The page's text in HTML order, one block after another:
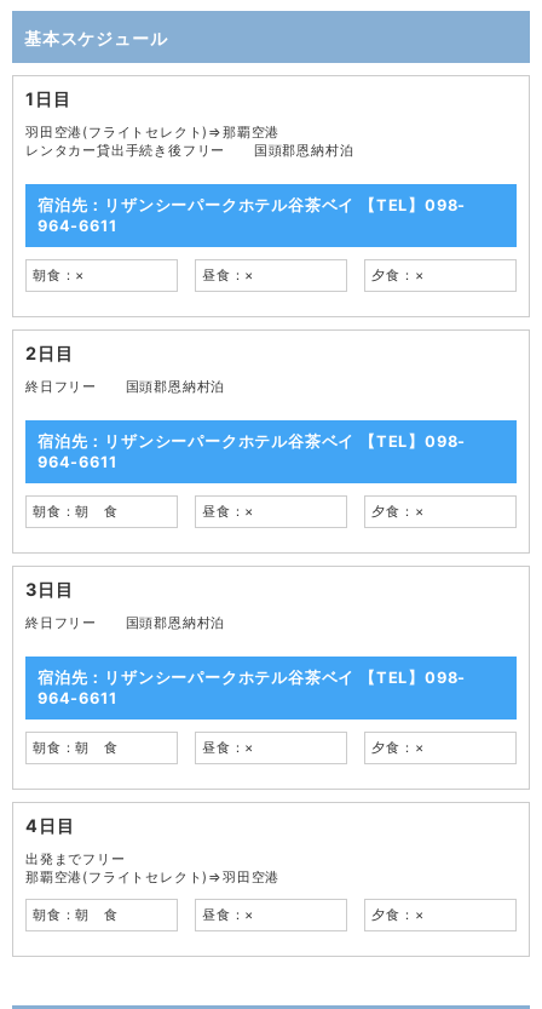
基本スケジュール
1日目
羽田空港(フライトセレクト)⇒那覇空港
レンタカー貸出手続き後フリー 国頭郡恩納村泊
宿泊先：リザンシーパークホテル谷茶ベイ 【TEL】098-
964-6611
朝食：× 昼食：× 夕食：×
2日目
終日フリー 国頭郡恩納村泊
宿泊先：リザンシーパークホテル谷茶ベイ 【TEL】098-
964-6611
朝食：朝 食 昼食：× 夕食：×
3日目
終日フリー 国頭郡恩納村泊
宿泊先：リザンシーパークホテル谷茶ベイ 【TEL】098-
964-6611
朝食：朝 食 昼食：× 夕食：×
4日目
出発までフリー
那覇空港(フライトセレクト)⇒羽田空港
朝食：朝 食 昼食：× 夕食：×